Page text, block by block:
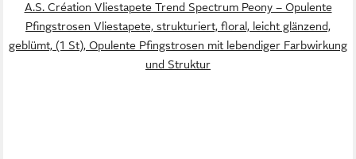
A.S. Création Vliestapete Trend Spectrum Peony – Opulente
Pfingstrosen Vliestapete, strukturiert, floral, leicht glänzend,
geblümt, (1 St), Opulente Pfingstrosen mit lebendiger Farbwirkung
und Struktur